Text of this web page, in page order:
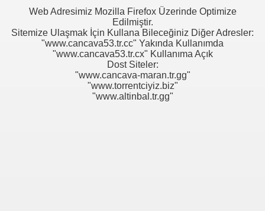
Web Adresimiz Mozilla Firefox Üzerinde Optimize
Edilmiştir.
Sitemize Ulaşmak İçin Kullana Bileceğiniz Diğer Adresler:
"www.cancava53.tr.cc" Yakında Kullanımda
"www.cancava53.tr.cx" Kullanıma Açık
Dost Siteler:
"www.cancava-maran.tr.gg"
"www.torrentciyiz.biz"
"www.altinbal.tr.gg"